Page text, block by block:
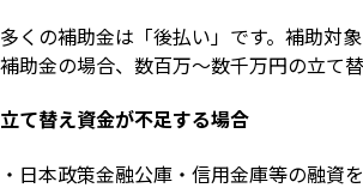
多くの補助金は「後払い」です。補助対
補助金の場合、数百万〜数千万円の立て
立て替え資金が不足する場合
・日本政策金融公庫・信用金庫等の融資